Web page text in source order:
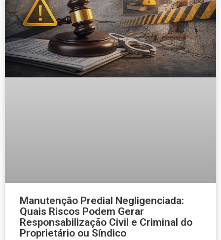
Manutenção Predial Negligenciada:
Quais Riscos Podem Gerar
Responsabilização Civil e Criminal do
Proprietário ou Síndico